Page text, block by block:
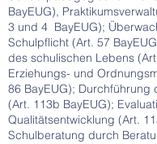
BayEUG),
3 und 4 BayEUG);
Schulpflicht (Art. 57
des schulischen Lebens
Erziehungs- und
86 BayEUG); Durchführung
(Art. 113b BayEUG);
Qualitätsentwicklung (Art.
Schulberatung durch